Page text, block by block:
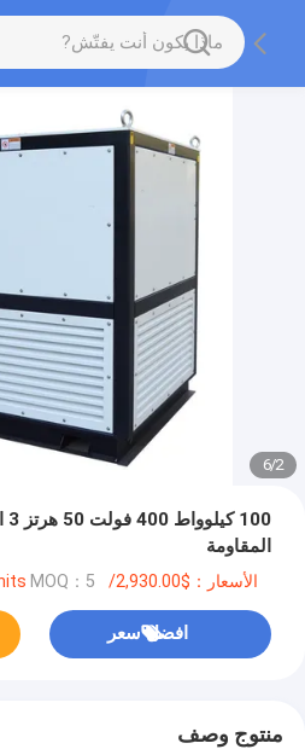
2
/
6
المقاومة
الأسعار：$2,930.00/units >=5 units MOQ：5 وحدات
افضل سعر
منتوج وصف